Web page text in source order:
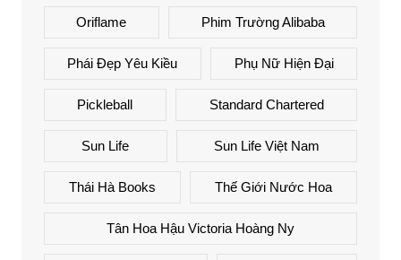
Oriflame Phim Trường Alibaba
Phái Đẹp Yêu Kiều Phụ Nữ Hiện Đại
Pickleball Standard Chartered
Sun Life Sun Life Việt Nam
Thái Hà Books Thế Giới Nước Hoa
Tân Hoa Hậu Victoria Hoàng Ny